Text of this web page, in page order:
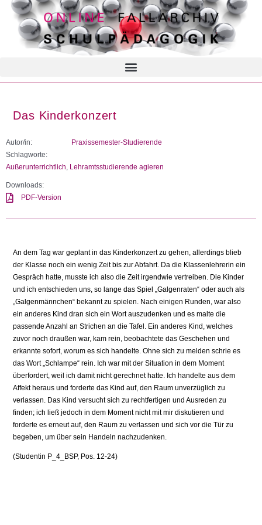
Das Kinderkonzert
Autor/in:
Praxissemester-Studierende
Schlagworte:
Außerunterrichtlich Lehramtsstudierende agieren
Downloads:
PDF-Version
An dem Tag war geplant in das Kinderkonzert zu gehen, allerdings blieb
der Klasse noch ein wenig Zeit bis zur Abfahrt. Da die Klassenlehrerin ein
Gespräch hatte, musste ich also die Zeit irgendwie vertreiben. Die Kinder
und ich entschieden uns, so lange das Spiel „Galgenraten“ oder auch als
„Galgenmännchen“ bekannt zu spielen. Nach einigen Runden, war also
ein anderes Kind dran sich ein Wort auszudenken und es malte die
passende Anzahl an Strichen an die Tafel. Ein anderes Kind, welches
zuvor noch draußen war, kam rein, beobachtete das Geschehen und
erkannte sofort, worum es sich handelte. Ohne sich zu melden schrie es
das Wort „Schlampe“ rein. Ich war mit der Situation in dem Moment
überfordert, weil ich damit nicht gerechnet hatte. Ich handelte aus dem
Affekt heraus und forderte das Kind auf, den Raum unverzüglich zu
verlassen. Das Kind versucht sich zu rechtfertigen und Ausreden zu
finden; ich ließ jedoch in dem Moment nicht mit mir diskutieren und
forderte es erneut auf, den Raum zu verlassen und sich vor die Tür zu
begeben, um über sein Handeln nachzudenken.
(Studentin P_4_BSP, Pos. 12-24)